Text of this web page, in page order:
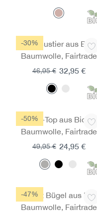
-30%
Still-Bustier aus Bio-
Baumwolle, Fairtrade
32,95 €
46,95 €
-50%Still-Top aus Bio-
Baumwolle, Fairtrade
24,95 €
49,95 €
-47%
BH mit Bügel aus Bio-
Baumwolle, Fairtrade